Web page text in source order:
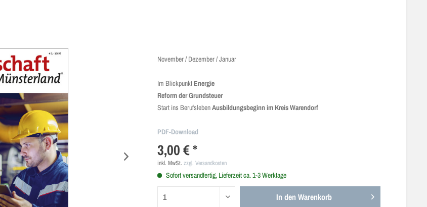
November / Dezember / Januar
Im Blickpunkt Energie
Reform der Grundsteuer
Start ins BerufslebenAusbildungsbeginn im Kreis Warendorf
PDF-Download
3,00 € *
inkl. MwSt.zzgl. Versandkosten
Sofort versandfertig, Lieferzeit ca. 1-3 Werktage
In den Warenkorb